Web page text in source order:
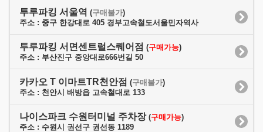
투루파킹 서울역 (구매불가)
주소 : 중구 한강대로 405 경부고속철도서울민자역사
투루파킹 서면센트럴스퀘어점 (구매가능)
주소 : 부산진구 중앙대로666번길 50
카카오 T 이마트TR천안점 (구매불가)
주소 : 천안시 배방읍 고속철대로 133
나이스파크 수원터미널 주차장 (구매가능)
주소 : 수원시 권선구 권선동 1189